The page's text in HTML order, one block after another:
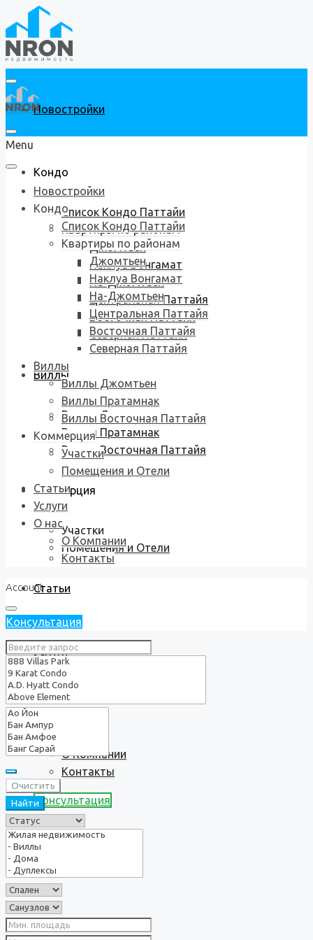
Новостройки
Кондо
Список Кондо Паттайи
Квартиры по районам
Джомтьен
Наклуа Вонгамат
На-Джомтьен
Центральная Паттайя
Восточная Паттайя
Северная Паттайя
Виллы
Виллы Джомтьен
Виллы Пратамнак
Виллы Восточная Паттайя
Коммерция
Участки
Помещения и Отели
Статьи
Услуги
О нас
О Компании
Контакты
Консультация
Menu
Новостройки
Кондо
Список Кондо Паттайи
Квартиры по районам
Джомтьен
Наклуа Вонгамат
На-Джомтьен
Центральная Паттайя
Восточная Паттайя
Северная Паттайя
Виллы
Виллы Джомтьен
Виллы Пратамнак
Виллы Восточная Паттайя
Коммерция
Участки
Помещения и Отели
Статьи
Услуги
О нас
О Компании
Контакты
Account
Консультация
Очистить
Найти